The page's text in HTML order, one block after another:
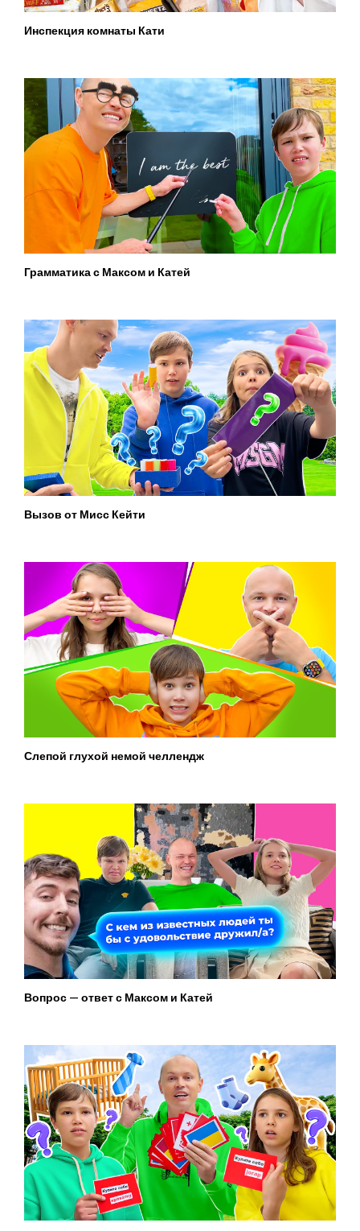
Инспекция комнаты Кати
Грамматика с Максом и Катей
Вызов от Мисс Кейти
Слепой глухой немой челлендж
Вопрос — ответ с Максом и Катей